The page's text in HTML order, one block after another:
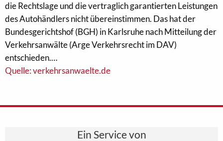
die Rechtslage und die vertraglich garantierten Leistungen
des Autohändlers nicht übereinstimmen. Das hat der
Bundesgerichtshof (BGH) in Karlsruhe nach Mitteilung der
Verkehrsanwälte (Arge Verkehrsrecht im DAV)
entschieden.…
Quelle: verkehrsanwaelte.de
Ein Service von